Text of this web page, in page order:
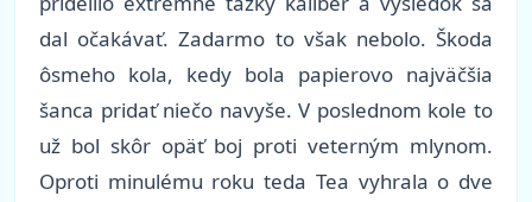
dal očakávať. Zadarmo to však nebolo. Škoda
ôsmeho kola, kedy bola papierovo najväčšia
šanca pridať niečo navyše. V poslednom kole to
už bol skôr opäť boj proti veterným mlynom.
Oproti minulému roku teda Tea vyhrala o dve